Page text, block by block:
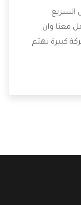
السريع
معنا وان
كبيرة نهتم
من أهم